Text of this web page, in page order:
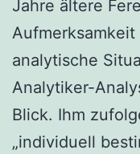
Jahre ältere
analytische
Analytiker-
Blick. Ihm
„individuell